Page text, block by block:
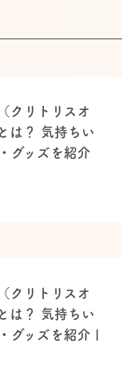
クリトリスオ
は？ 気持ちい
グッズを紹介
クリトリスオ
は？ 気持ちい
グッズを紹介 |